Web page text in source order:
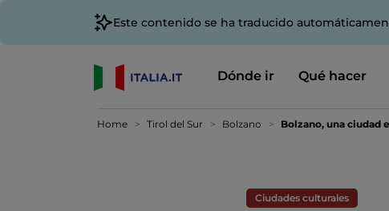
Este contenido se ha traducido
Dónde ir Qué hacer
Home Tirol del Sur Bolzano Bolzano, una ciudad
Ciudades culturales